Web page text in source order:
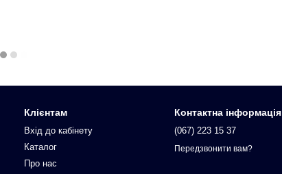
Клієнтам
Вхід до кабінету
Каталог
Про нас
Контактна інформація
(067) 223 15 37
Передзвонити вам?